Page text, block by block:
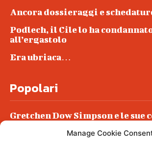
Manage Cookie
Ancora dossieraggi e
Podlech, il Cile lo ha
all’ergastolo
Era ubriaca…
Popolari
Gretchen Dow Simpson e le sue